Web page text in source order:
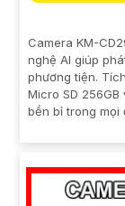
Camera KM-
nghệ AI giúp
phương tiện.
Micro SD 256GB
bền bỉ trong mọi